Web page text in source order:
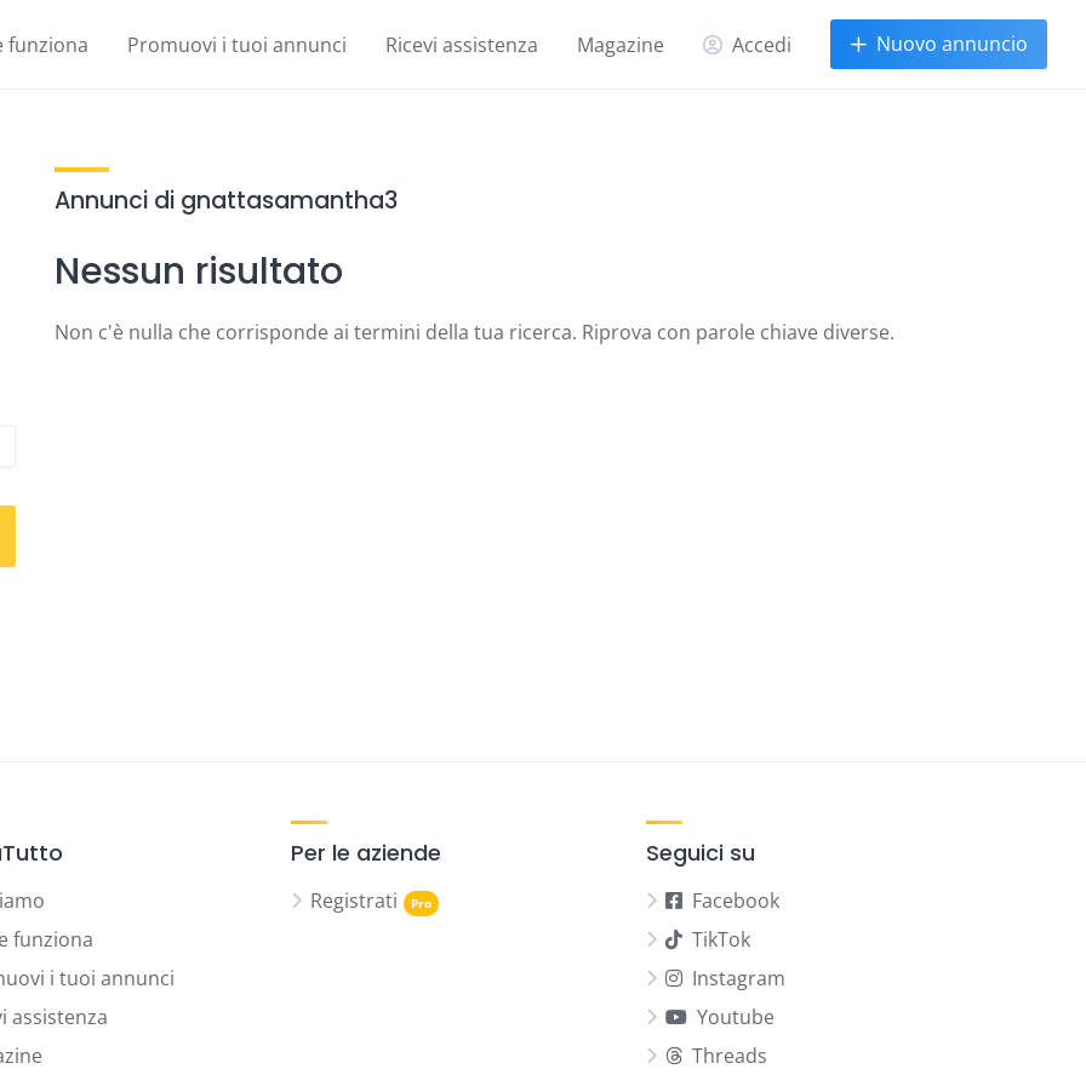
funziona Promuovi i tuoi annunci Ricevi assistenza Magazine Accedi Nuovo annuncio
Annunci di gnattasamantha3
Nessun risultato
Non c'è nulla che corrisponde ai termini della tua ricerca. Riprova con parole chiave diverse.
funziona
i tuoi annunci
assistenza
Per le aziende
Registrati
Seguici su
Facebook
TikTok
Instagram
Youtube
Threads